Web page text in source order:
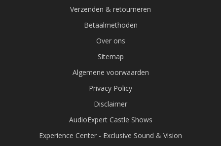
Verzenden & retourneren
Betaalmethoden
Over ons
Sitemap
Algemene voorwaarden
Privacy Policy
Disclaimer
AudioExpert Castle Shows
Experience Center - Exclusive Sound & Vision